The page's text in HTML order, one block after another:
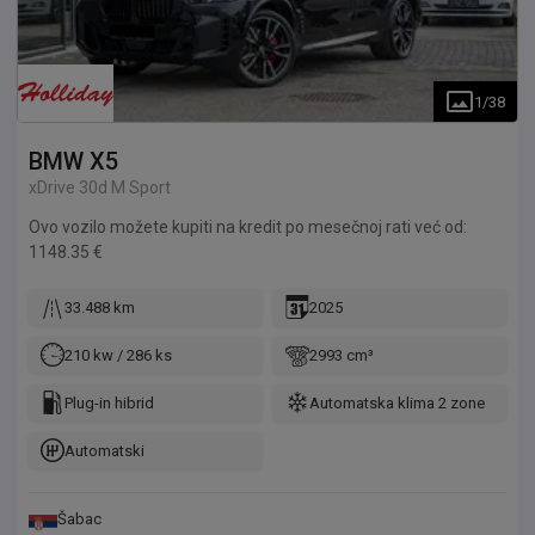
1 /38
BMW X5
xDrive 30d M Sport
Ovo vozilo možete kupiti na kredit po mesečnoj rati već od:
1148.35 €
33.488 km 2025
210 kw / 286 ks 2993 cm³
Plug-in hibrid Automatska klima 2 zone
Automatski
Šabac